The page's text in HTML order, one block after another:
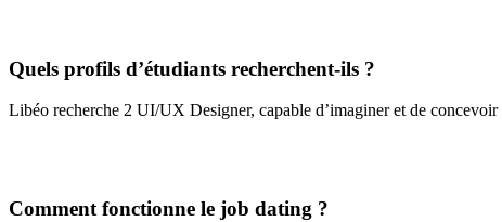
Quels profils d’étudiants recherchent-ils ?
Libéo recherche 2 UI/UX Designer, capable d’imaginer et de concevoir
Comment fonctionne le job dating ?